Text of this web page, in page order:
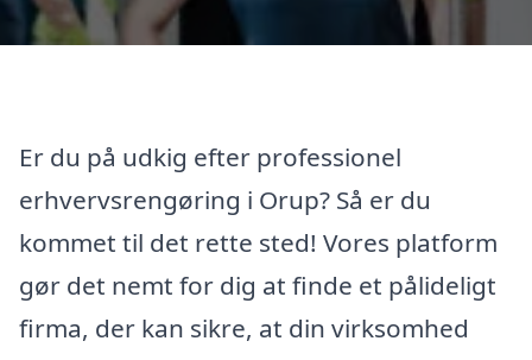
Er du på udkig efter professionel
erhvervsrengøring i Orup? Så er du
kommet til det rette sted! Vores platform
gør det nemt for dig at finde et pålideligt
firma, der kan sikre, at din virksomhed